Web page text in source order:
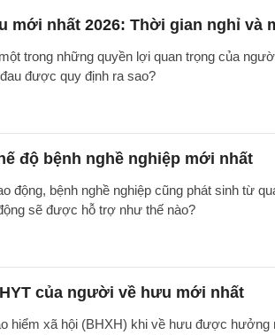
mới nhất 2026: Thời gian nghỉ và
trong những quyền lợi quan trọng của
được quy định ra sao?
độ bệnh nghề nghiệp mới nhất
động, bệnh nghề nghiệp cũng phát sinh từ
sẽ được hỗ trợ như thế nào?
của người về hưu mới nhất
hiểm xã hội (BHXH) khi về hưu được